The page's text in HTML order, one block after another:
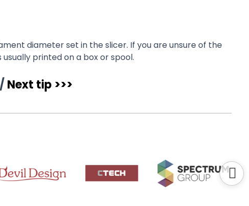
diameter set in the slicer. If you are unsure of the
printed on a box or spool.
Next tip >>>